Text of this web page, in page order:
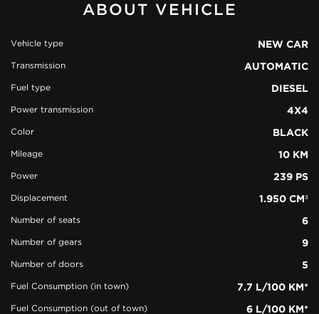
view all
50
ABOUT VEHICLE
Vehicle type NEW CAR
Transmission AUTOMATIC
Fuel type DIESEL
Power transmission 4X4
Color BLACK
Mileage 10 KM
Power 239 PS
Displacement 1.950 CM³
Number of seats 6
Number of gears 9
Number of doors 5
Fuel Consumption (in town) 7.7 L/100 KM*
Fuel Consumption (out of town) 6 L/100 KM*